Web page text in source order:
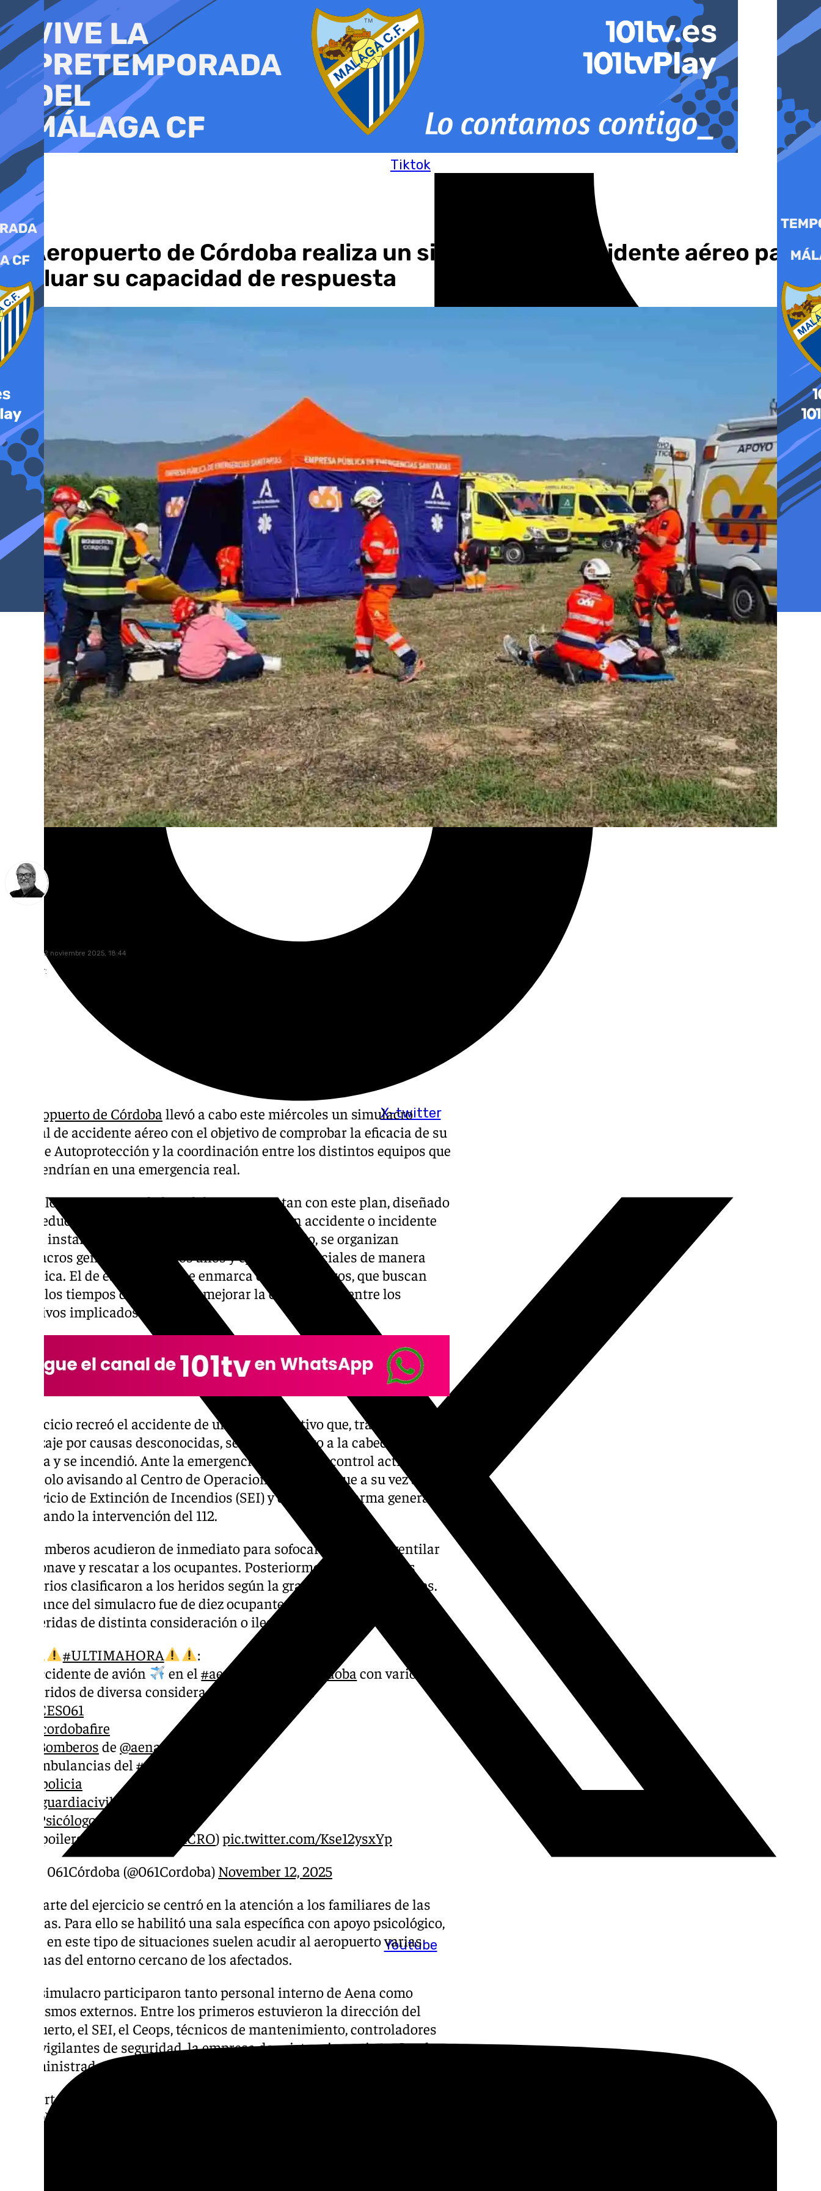
al
contenido
Tiktok
X-twitter
Youtube
El Aeropuerto de Córdoba realiza un simulacro de accidente aéreo para
evaluar su capacidad de respuesta
miércoles, 12 noviembre 2025, 18:44
Compartir:
Aeropuerto de Córdoba llevó a cabo este miércoles un simulacro
general de accidente aéreo con el objetivo de comprobar la eficacia de su
Plan de Autoprotección y la coordinación entre los distintos equipos que
intervendrían en una emergencia real.
Todos los aeropuertos de la red deAenacuentan con este plan, diseñado
para reducir al máximo las consecuencias de un accidente o incidente
en sus instalaciones. Para mantenerlo actualizado, se organizan
simulacros generales cada dos años y ejercicios parciales de manera
periódica. El de esta jornada se enmarca en los primeros, que buscan
medir los tiempos de reacción y mejorar la cooperación entre los
colectivos implicados.
El ejercicio recreó el accidente de un avión ejecutivo que, tras frustrar el
aterrizaje por causas desconocidas, se estrelló junto a la cabecera 03 de
la pista y se incendió. Ante la emergencia, la torre de control activó el
protocolo avisando al Centro de Operaciones (Ceops), que a su vez alertó
al Servicio de Extinción de Incendios (SEI) y declaró la alarma general,
solicitando la intervención del 112.
Los bomberos acudieron de inmediato para sofocar las llamas, ventilar
la aeronave y rescatar a los ocupantes. Posteriormente, los equipos
sanitarios clasificaron a los heridos según la gravedad de sus lesiones.
El balance del simulacro fue de diez ocupantes: dos fallecidos y el resto
con heridas de distinta consideración o ilesos.
#ULTIMAHORA
:
Accidente de avión
en el#aeropuerto #Córdoba con varios
heridos de diversa consideración. Intervienen:
#CES061
@cordobafire
#Bomberos de @aena
Ambulancias del #SAS
@policia
@guardiacivil
#Psicólogos
(Spoilers: es un
#SIMULACRO)pic.twitter.com/Kse12ysxYp
— 061Córdoba (@061Cordoba) November 12, 2025
Una parte del ejercicio se centró en la atención a los familiares de las
víctimas. Para ello se habilitó una sala específica con apoyo psicológico,
ya que en este tipo de situaciones suelen acudir al aeropuerto varias
personas del entorno cercano de los afectados.
En el simulacro participaron tanto personal interno de Aena como
organismos externos. Entre los primeros estuvieron la dirección del
aeropuerto, el SEI, el Ceops, técnicos de mantenimiento, controladores
AFIS, vigilantes de seguridad, la empresa de asistencia en tierra South y
la suministradora de combustible Exolum.
Por parte de los colectivos externos intervinieron la Persona de Contacto
(PECO), encargada de coordinar la atención a víctimas y familiares,